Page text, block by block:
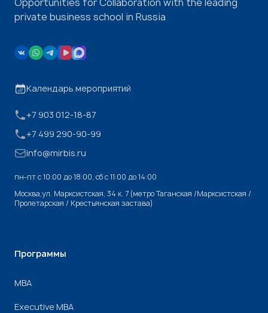
private business school in Russia
Календарь мероприятий
+7 903 012-18-87
+7 499 290-90-99
info@mirbis.ru
пн-пт с 10:00 до 18:00, cб с 11:00 до 14:00
Москва,ул. Марксистская, 34 к. 7 (метро Таганская /Марксистская /
Пролетарская / Крестьянская застава)
Программы
МВА
Executive MBA